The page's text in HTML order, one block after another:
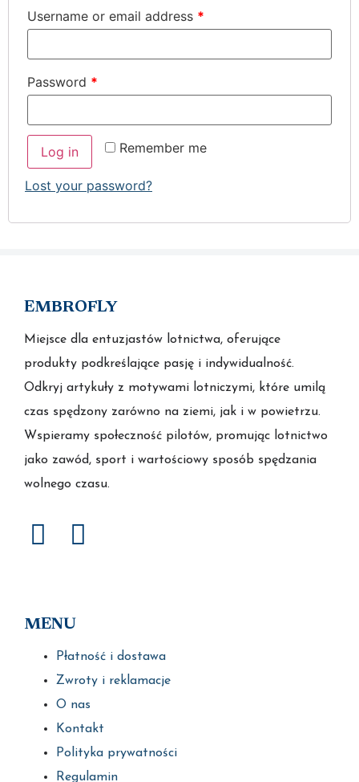
Username or email address *
Password *
Remember me
Log in
Lost your password?
EMBROFLY
Miejsce dla entuzjastów lotnictwa, oferujące
produkty podkreślające pasję i indywidualność.
Odkryj artykuły z motywami lotniczymi, które umilą
czas spędzony zarówno na ziemi, jak i w powietrzu.
Wspieramy społeczność pilotów, promując lotnictwo
jako zawód, sport i wartościowy sposób spędzania
wolnego czasu.
MENU
Płatność i dostawa
Zwroty i reklamacje
O nas
Kontakt
Polityka prywatności
Regulamin